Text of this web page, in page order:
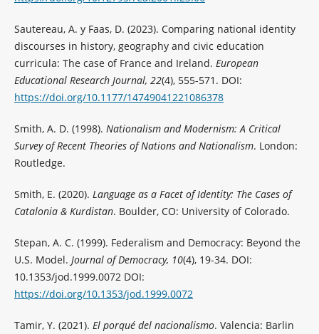
Sautereau, A. y Faas, D. (2023). Comparing national identity
discourses in history, geography and civic education
curricula: The case of France and Ireland. European
Educational Research Journal, 22(4), 555-571. DOI:
https://doi.org/10.1177/14749041221086378
Smith, A. D. (1998). Nationalism and Modernism: A Critical
Survey of Recent Theories of Nations and Nationalism. London:
Routledge.
Smith, E. (2020). Language as a Facet of Identity: The Cases of
Catalonia & Kurdistan. Boulder, CO: University of Colorado.
Stepan, A. C. (1999). Federalism and Democracy: Beyond the
U.S. Model. Journal of Democracy, 10(4), 19-34. DOI:
10.1353/jod.1999.0072 DOI:
https://doi.org/10.1353/jod.1999.0072
Tamir, Y. (2021). El porqué del nacionalismo. Valencia: Barlin